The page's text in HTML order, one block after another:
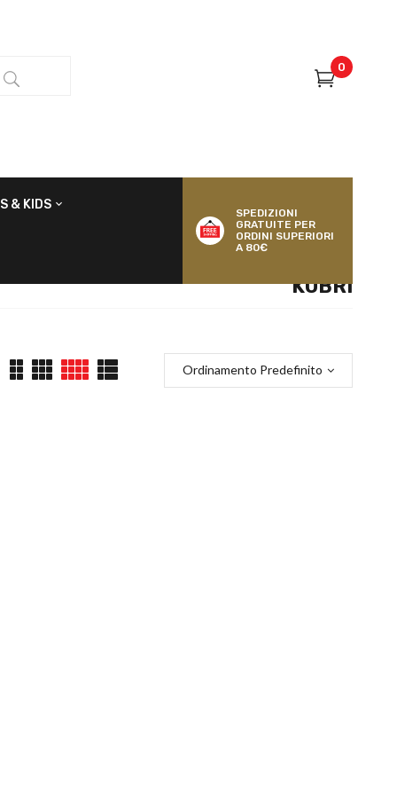
0
& KIDS
SPEDIZIONI
GRATUITE PER
ORDINI SUPERIORI
A 80€
KUBRI
Ordinamento Predefinito